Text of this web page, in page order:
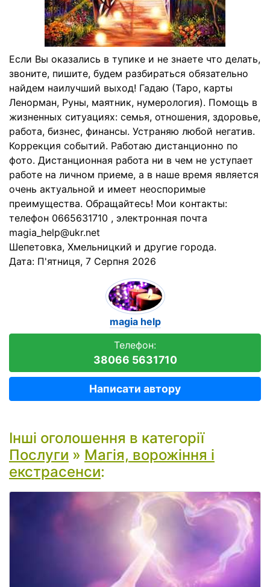
Если Вы оказались в тупике и не знаете что делать,
звоните, пишите, будем разбираться обязательно
найдем наилучший выход! Гадаю (Таро, карты
Ленорман, Руны, маятник, нумерология). Помощь в
жизненных ситуациях: семья, отношения, здоровье,
работа, бизнес, финансы. Устраняю любой негатив.
Коррекция событий. Работаю дистанционно по
фото. Дистанционная работа ни в чем не уступает
работе на личном приеме, а в наше время является
очень актуальной и имеет неоспоримые
преимущества. Обращайтесь! Мои контакты:
телефон 0665631710 , электронная почта
magia_help@ukr.net
Шепетовка, Хмельницкий и другие города.
Дата: П'ятниця, 7 Серпня 2026
magia help
Телефон:
38066 5631710
Написати автору
Інші оголошення в категорії
Послуги » Магія, ворожіння і
екстрасенси: